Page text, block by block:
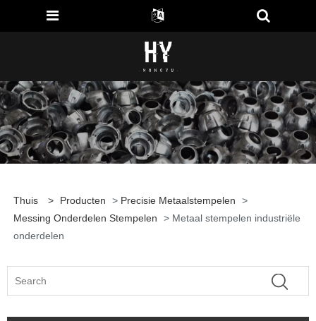
Thuis > Producten > Precisie Metaalstempelen
>
Messing Onderdelen Stempelen
> Metaal stempelen industriële
onderdelen